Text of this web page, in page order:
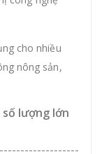
cho nhiều
nông sản,
lượng lớn